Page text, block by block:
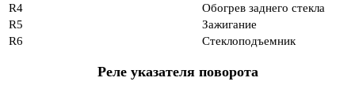
R4
Обогрев заднего стекла
R5
Зажигание
R6
Стеклоподъемник
Реле указателя поворота